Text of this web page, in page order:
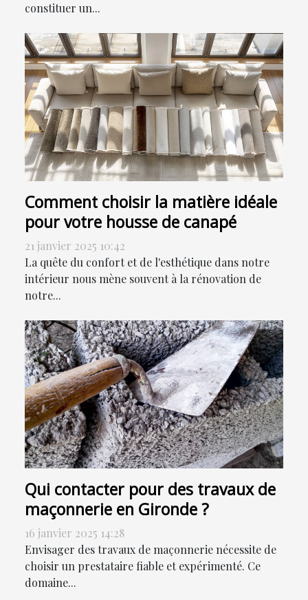
constituer un...
Comment choisir la matière idéale
pour votre housse de canapé
21 janvier 2025 10:42
La quête du confort et de l'esthétique dans notre
intérieur nous mène souvent à la rénovation de
notre...
Qui contacter pour des travaux de
maçonnerie en Gironde ?
16 janvier 2025 14:28
Envisager des travaux de maçonnerie nécessite de
choisir un prestataire fiable et expérimenté. Ce
domaine...